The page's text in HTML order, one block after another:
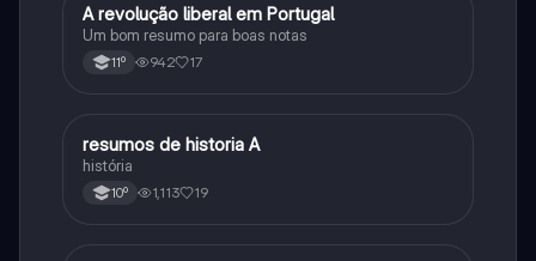
História
A revolução liberal em Portugal
Um bom resumo para boas notas
11º 942 17
História
resumos de historia A
história
10º 1,113 19